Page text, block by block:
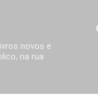
novos e
na rua